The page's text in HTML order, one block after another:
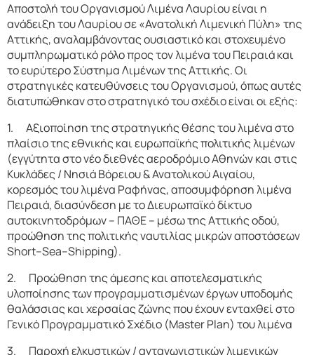
Αποστολή του Οργανισμού Λιμένα Λαυρίου είναι η
ανάδειξη του Λαυρίου σε «Ανατολική Λιμενική Πύλη» της
Αττικής, αναλαμβάνοντας ουσιαστικό και στοχευμένο
συμπληρωματικό ρόλο προς τον λιμένα του Πειραιά και
το ευρύτερο Σύστημα Λιμένων της Αττικής. Οι
στρατηγικές κατευθύνσεις του Οργανισμού, όπως αυτές
διατυπώθηκαν στο στρατηγικό του σχέδιο είναι οι εξής:
1. Αξιοποίηση της στρατηγικής θέσης του λιμένα στο
πλαίσιο της εθνικής και ευρωπαϊκής πολιτικής λιμένων
(εγγύτητα στο νέο διεθνές αεροδρόμιο Αθηνών και στις
Κυκλάδες / Νησιά Βόρειου & Ανατολικού Αιγαίου,
κορεσμός του λιμένα Ραφήνας, αποσυμφόρηση λιμένα
Πειραιά, διασύνδεση με το Διευρωπαϊκό δίκτυο
αυτοκινητοδρόμων – ΠΑΘΕ – μέσω της Αττικής οδού,
προώθηση της πολιτικής ναυτιλίας μικρών αποστάσεων
Short–Sea–Shipping).
2. Προώθηση της άμεσης και αποτελεσματικής
υλοποίησης των προγραμματισμένων έργων υποδομής
θαλάσσιας και χερσαίας ζώνης που έχουν ενταχθεί στο
Γενικό Προγραμματικό Σχέδιο (MasterPlan) του λιμένα
3. Παροχή ελκυστικών / ανταγωνιστικών λιμενικών